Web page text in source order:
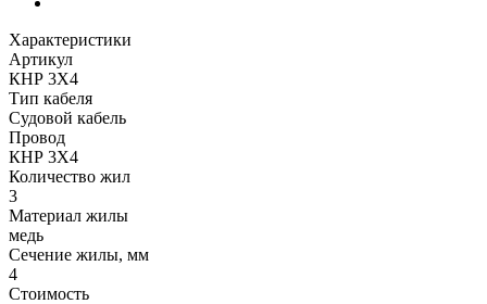
Характеристики
Артикул
КНР 3Х4
Тип кабеля
Судовой кабель
Провод
КНР 3Х4
Количество жил
3
Материал жилы
медь
Сечение жилы, мм
4
Стоимость